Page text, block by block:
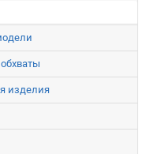
изделия